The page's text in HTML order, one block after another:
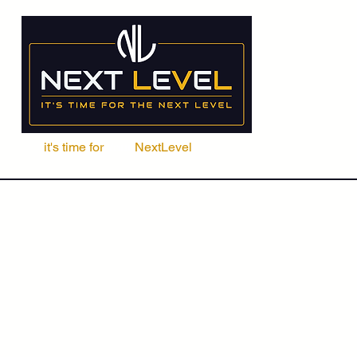
it's time for NextLevel